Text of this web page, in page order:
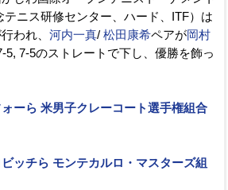
テニス研修センター、ハード、ITF）は
われ、 河内一真/ 松田康希ペアが岡村
5, 7-5のストレートで下し、優勝を飾っ
ーら 米男子クレーコート選手権組合
ッチら モンテカルロ・マスターズ組